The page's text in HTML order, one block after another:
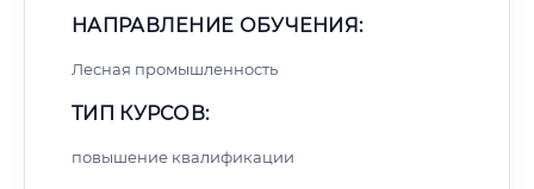
НАПРАВЛЕНИЕ ОБУЧЕНИЯ:
Лесная промышленность
ТИП КУРСОВ:
повышение квалификации